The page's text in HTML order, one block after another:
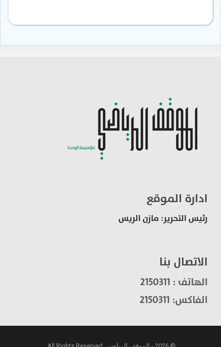
ادارة الموقع
رئيس التحرير: مازن الريس
الاتصال بنا
الهاتف : 2150311
الفاكس: 2150311